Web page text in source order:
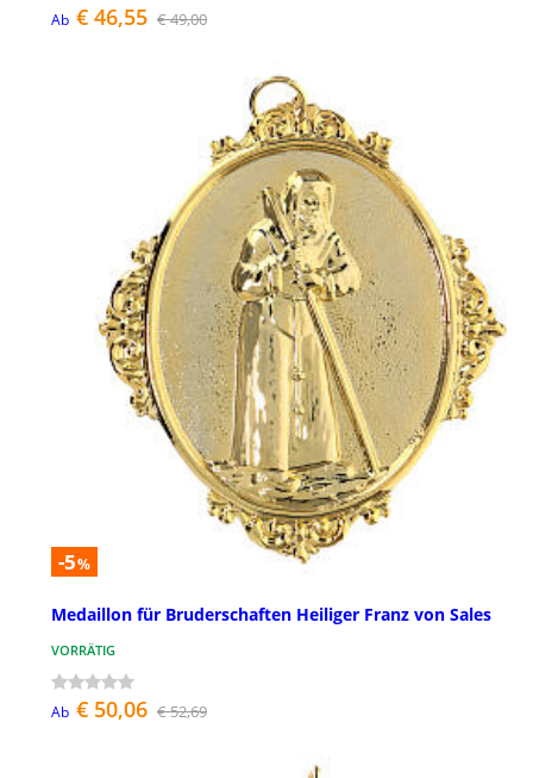
Ab € 46,55 € 49,00
-5%
Medaillon für Bruderschaften Heiliger Franz von Sales
VORRÄTIG
Ab € 50,06 € 52,69